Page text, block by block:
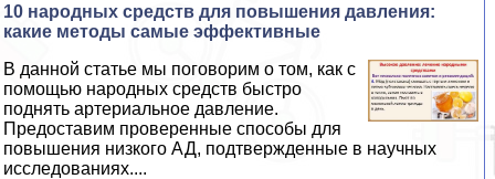
10 народных средств для повышения давления:
какие методы самые эффективные
В данной статье мы поговорим о том, как с
помощью народных средств быстро
поднять артериальное давление.
Предоставим проверенные способы для
повышения низкого АД, подтвержденные в научных
исследованиях....